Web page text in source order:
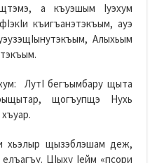
а къуэшым Iуэхум
къигъанэтэкъым, ауэ
Алыхьым
ЛутI бегъымбару щыта
щогъупщэ Нухь
хьэлыр щызэблэшам деж,
ЦIыху Iейм «псори